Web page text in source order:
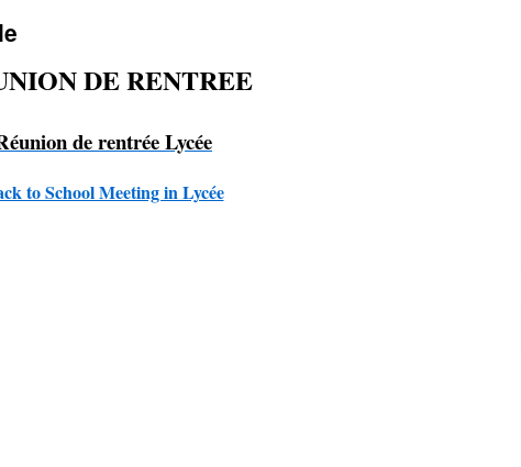
DE RENTREE
de rentrée Lycée
to School Meeting in Lycée